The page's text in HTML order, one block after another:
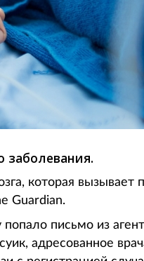
заболевания.
которая вызывает
Guardian.
письмо из
адресованное